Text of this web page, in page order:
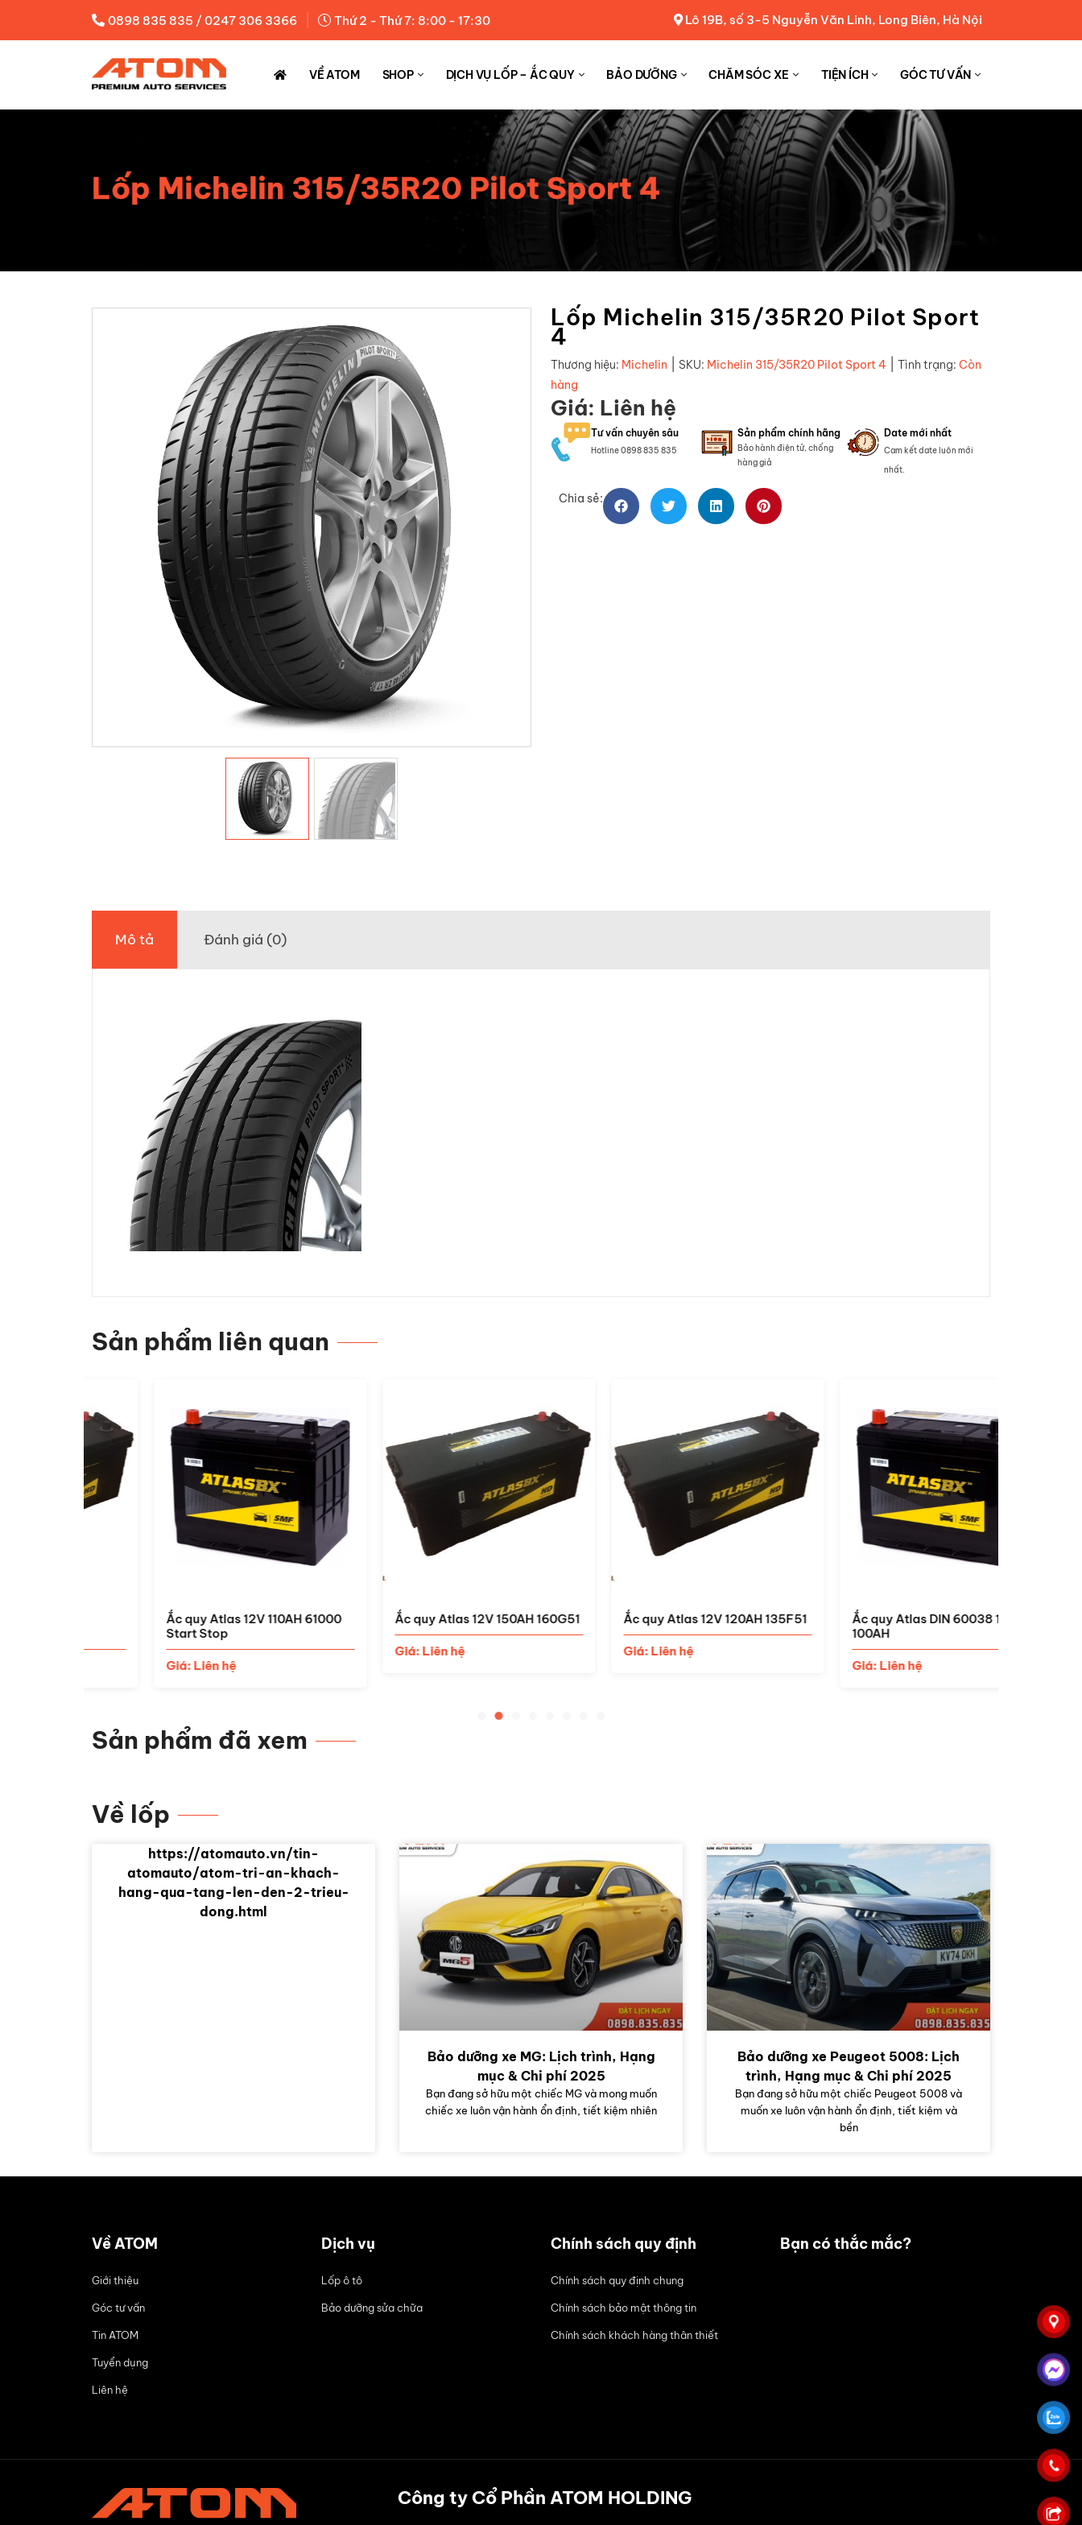
0898 835 835 / 0247 306 3366 Thứ 2 - Thứ 7: 8:00 - 17:30 Lô 19B, số 3-5 Nguyễn Văn Linh, Long Biên, Hà Nội
VỀ ATOM SHOP DỊCH VỤ LỐP – ẮC QUY BẢO DƯỠNG CHĂM SÓC XE TIỆN ÍCH GÓC TƯ VẤN
Lốp Michelin 315/35R20 Pilot Sport 4
Lốp Michelin 315/35R20 Pilot Sport
4
Thương hiệu: Michelin SKU: Michelin 315/35R20 Pilot Sport 4 Tình trạng: Còn
hàng
Giá: Liên hệ
Tư vấn chuyên sâu
Hotline 0898 835 835
Sản phẩm chính hãng
Bảo hành điện tử, chống
hàng giả
Date mới nhất
Cam kết date luôn mới
nhất.
Chia sẻ:
Mô tả Đánh giá (0)
Sản phẩm liên quan
Ắc quy Atlas 12V 110AH 61000
Giá: Liên hệ
Ắc quy Atlas 12V 150AH 160G51
Giá: Liên hệ
Ắc quy Atlas 12V 120AH 135F51
Giá: Liên hệ
Ắc quy Atlas DIN 60038 12V
100AH
Giá: Liên hệ
Sản phẩm đã xem
Về lốp
https://atomauto.vn/tin-
atomauto/atom-tri-an-khach-
hang-qua-tang-len-den-2-trieu-
dong.html
Bảo dưỡng xe MG: Lịch trình, Hạng
mục & Chi phí 2025
Bạn đang sở hữu một chiếc MG và mong muốn
chiếc xe luôn vận hành ổn định, tiết kiệm nhiên
Bảo dưỡng xe Peugeot 5008: Lịch
trình, Hạng mục & Chi phí 2025
Bạn đang sở hữu một chiếc Peugeot 5008 và
muốn xe luôn vận hành ổn định, tiết kiệm và
bền
Về ATOM
Giới thiệu
Góc tư vấn
Tin ATOM
Tuyển dụng
Liên hệ
Dịch vụ
Lốp ô tô
Bảo dưỡng sửa chữa
Chính sách quy định
Chính sách quy định chung
Chính sách bảo mật thông tin
Chính sách khách hàng thân thiết
Bạn có thắc mắc?
Công ty Cổ Phần ATOM HOLDING